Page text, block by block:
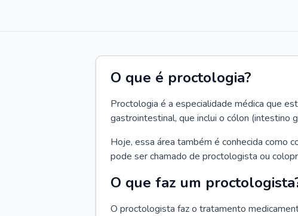
O que é proctologia?
Proctologia é a especialidade médica que
gastrointestinal, que inclui o cólon (intestino
Hoje, essa área também é conhecida como
pode ser chamado de proctologista ou
O que faz um
O proctologista faz o tratamento